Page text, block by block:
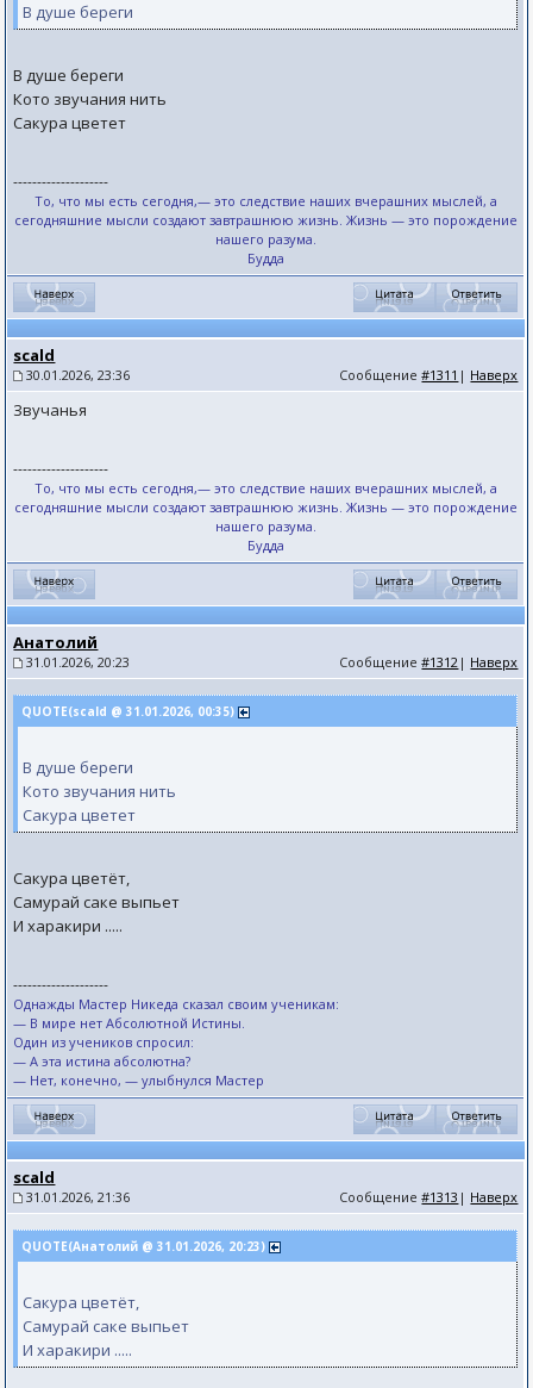
В душе береги
В душе береги
Кото звучания нить
Сакура цветет
--------------------
То, что мы есть сегодня,— это следствие наших вчерашних мыслей, а
сегодняшние мысли создают завтрашнюю жизнь. Жизнь — это порождение
нашего разума.
Будда
scald
30.01.2026, 23:36 Сообщение#1311 | Наверх
Звучанья
--------------------
То, что мы есть сегодня,— это следствие наших вчерашних мыслей, а
сегодняшние мысли создают завтрашнюю жизнь. Жизнь — это порождение
нашего разума.
Будда
Анатолий
31.01.2026, 20:23 Сообщение#1312 | Наверх
QUOTE(scald @ 31.01.2026, 00:35)
В душе береги
Кото звучания нить
Сакура цветет
Сакура цветёт,
Самурай саке выпьет
И харакири .....
--------------------
Однажды Мастер Никеда сказал своим ученикам:
— В мире нет Абсолютной Истины.
Один из учеников спросил:
— А эта истина абсолютна?
— Нет, конечно, — улыбнулся Мастер
scald
31.01.2026, 21:36 Сообщение#1313 | Наверх
QUOTE(Анатолий @ 31.01.2026, 20:23)
Сакура цветёт,
Самурай саке выпьет
И харакири .....